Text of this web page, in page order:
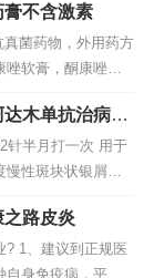
药保护新生长的表
干燥角质增厚有小
康美软膏”外搽。
不含激素
菌药物，外用药方
软膏，酮康唑软
膏等等，它们对于
灭作用。皮癣跟真
来治疗，如特比萘
癣发作引起皮肤
治疗...
木单抗治病原
针半月打一次 用于
性斑块状银屑病
二周 40 mg，随后
不佳的成年慢性
16 周后，增加给药
以在十五天左右
之路皮炎
? 1、建议到正规医
身免疫病，平时